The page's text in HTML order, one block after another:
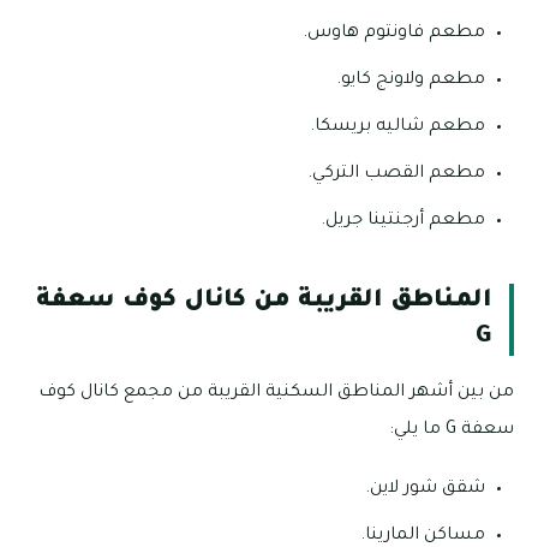
مطعم فاونتوم هاوس.
مطعم ولاونج كايو.
مطعم شاليه بريسكا.
مطعم القصب التركي.
مطعم أرجنتينا جريل.
المناطق القريبة من كانال كوف سعفة
G
من بين أشهر المناطق السكنية القريبة من مجمع كانال كوف
سعفة G ما يلي:
شقق شور لاين.
مساكن المارينا.